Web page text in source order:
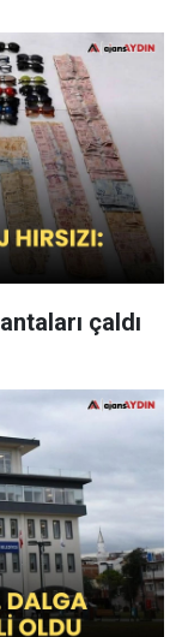
çaldı